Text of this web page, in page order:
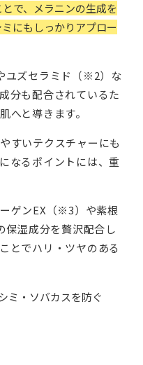
で、メラニンの生成を
にもしっかりアプロー
ユズセラミド（※2）な
分も配合されているた
へと導きます。
すいテクスチャーにも
なるポイントには、重
ゲンEX（※3）や紫根
湿成分を贅沢配合し
とでハリ・ツヤのある
ミ・ソバカスを防ぐ